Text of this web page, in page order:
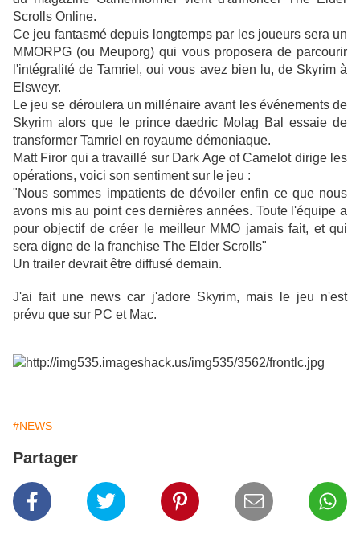
Scrolls Online.
Ce jeu fantasmé depuis longtemps par les joueurs sera un
MMORPG (ou Meuporg) qui vous proposera de parcourir
l'intégralité de Tamriel, oui vous avez bien lu, de Skyrim à
Elsweyr.
Le jeu se déroulera un millénaire avant les événements de
Skyrim alors que le princedaedric Molag Balessaie de
transformer Tamriel en royaume démoniaque.
Matt Firor qui a travaillé sur Dark Age of Camelot dirige les
opérations, voici son sentiment sur le jeu :
"Nous sommes impatients de dévoiler enfin ce que nous
avons mis au point ces dernières années. Toute l'équipe a
pour objectif decréer le meilleur MMO jamais fait, et qui
sera digne de la franchise The Elder Scrolls"
Un trailer devrait être diffusé demain.
J'ai fait une news car j'adore Skyrim, mais le jeu n'est
prévu que sur PC et Mac.
#NEWS
Partager